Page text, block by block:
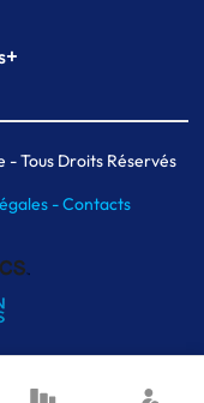
+
Tous Droits Réservés
-Contacts